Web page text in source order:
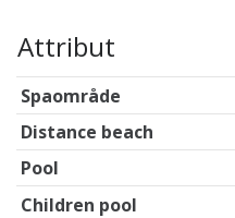
Attribut
Spaområde
Distance beach
Pool
Children pool